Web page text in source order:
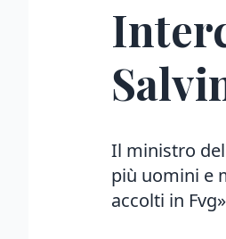
Il ministro
più uomini e
accolti in Fvg»